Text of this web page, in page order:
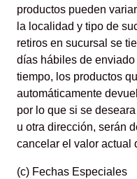
productos pueden
la localidad y tipo de
retiros en sucursal se
días hábiles de
tiempo, los productos
automáticamente
por lo que si se
u otra dirección, serán
cancelar el valor actual
(c) Fechas Especiales